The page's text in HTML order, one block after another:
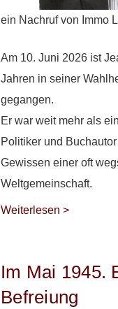
ein Nachruf von Immo
Am 10. Juni 2026 ist
Jahren in seiner
gegangen.
Er war weit mehr als
Politiker und
Gewissen einer oft
Weltgemeinschaft.
Weiterlesen >
Im Mai 1945.
Befreiung